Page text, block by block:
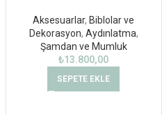
Aksesuarlar, Biblolar ve
Dekorasyon, Aydınlatma,
Şamdan ve Mumluk
₺13.800,00
SEPETE EKLE